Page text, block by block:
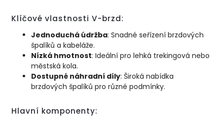
Klíčové vlastnosti V-brzd:
Jednoduchá údržba: Snadné seřízení brzdových
špalíků a kabeláže.
Nízká hmotnost: Ideální pro lehká trekingová nebo
městská kola.
Dostupné náhradní díly: Široká nabídka
brzdových špalíků pro různé podmínky.
Hlavní komponenty: